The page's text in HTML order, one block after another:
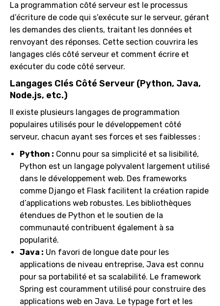
La programmation côté serveur est le processus
d’écriture de code qui s’exécute sur le serveur, gérant
les demandes des clients, traitant les données et
renvoyant des réponses. Cette section couvrira les
langages clés côté serveur et comment écrire et
exécuter du code côté serveur.
Langages Clés Côté Serveur (Python, Java,
Node.js, etc.)
Il existe plusieurs langages de programmation
populaires utilisés pour le développement côté
serveur, chacun ayant ses forces et ses faiblesses :
Python : Connu pour sa simplicité et sa lisibilité,
Python est un langage polyvalent largement utilisé
dans le développement web. Des frameworks
comme Django et Flask facilitent la création rapide
d’applications web robustes. Les bibliothèques
étendues de Python et le soutien de la
communauté contribuent également à sa
popularité.
Java : Un favori de longue date pour les
applications de niveau entreprise, Java est connu
pour sa portabilité et sa scalabilité. Le framework
Spring est couramment utilisé pour construire des
applications web en Java. Le typage fort et les